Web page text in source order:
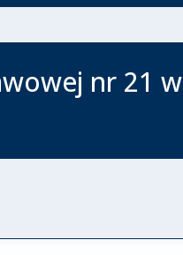
nr 21 w